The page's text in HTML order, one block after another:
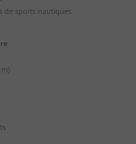
de sports nautiques